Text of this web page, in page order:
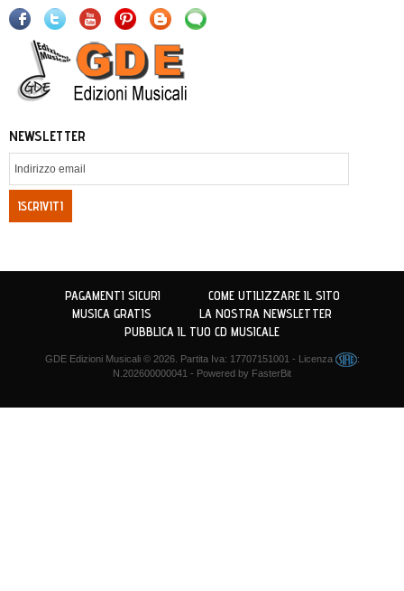
NEWSLETTER
ISCRIVITI
PAGAMENTI SICURI
COME UTILIZZARE IL SITO
MUSICA GRATIS
LA NOSTRA NEWSLETTER
PUBBLICA IL TUO CD MUSICALE
GDE Edizioni Musicali© 2026. Partita Iva: 17707151001 - Licenza
:
N.202600000041 - Powered by FasterBit